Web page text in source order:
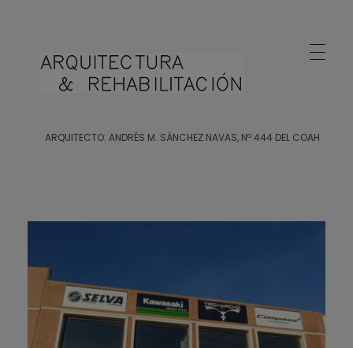
ARQUITECTO: ANDRÉS M. SÁNCHEZ NAVAS, Nº 444 DEL COAH